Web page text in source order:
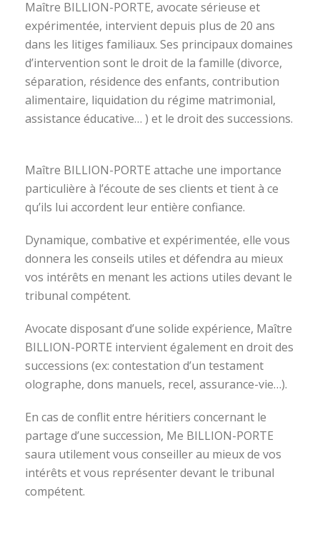
Maître BILLION-PORTE, avocate sérieuse et
expérimentée, intervient depuis plus de 20 ans
dans les litiges familiaux. Ses principaux domaines
d’intervention sont le droit de la famille (divorce,
séparation, résidence des enfants, contribution
alimentaire, liquidation du régime matrimonial,
assistance éducative… ) et le droit des successions.
Maître BILLION-PORTE attache une importance
particulière à l’écoute de ses clients et tient à ce
qu’ils lui accordent leur entière confiance.
Dynamique, combative et expérimentée, elle vous
donnera les conseils utiles et défendra au mieux
vos intérêts en menant les actions utiles devant le
tribunal compétent.
Avocate disposant d’une solide expérience, Maître
BILLION-PORTE intervient également en droit des
successions (ex: contestation d’un testament
olographe, dons manuels, recel, assurance-vie…).
En cas de conflit entre héritiers concernant le
partage d’une succession, Me BILLION-PORTE
saura utilement vous conseiller au mieux de vos
intérêts et vous représenter devant le tribunal
compétent.